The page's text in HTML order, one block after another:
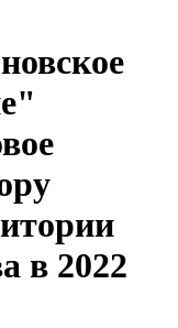
в 2022